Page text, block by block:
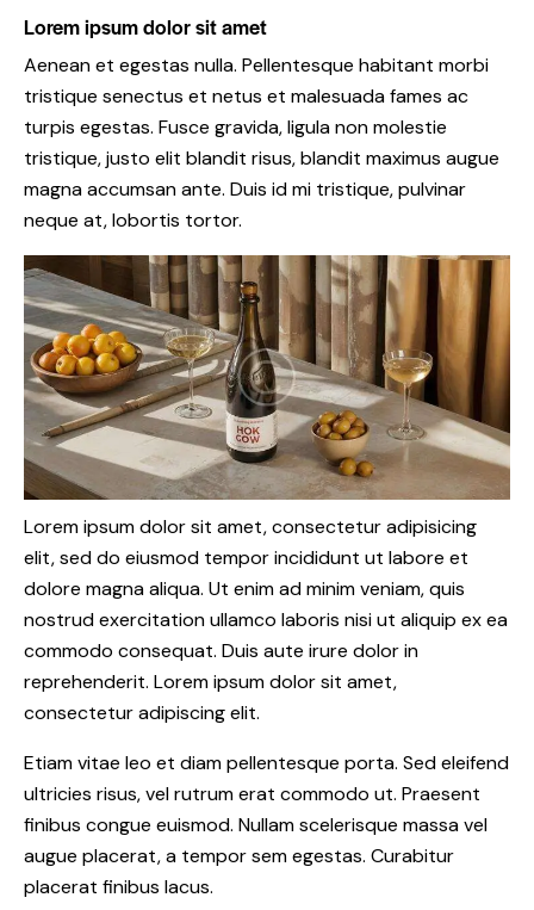
Lorem ipsum dolor sit amet
Aenean et egestas nulla. Pellentesque habitant morbi
tristique senectus et netus et malesuada fames ac
turpis egestas. Fusce gravida, ligula non molestie
tristique, justo elit blandit risus, blandit maximus augue
magna accumsan ante. Duis id mi tristique, pulvinar
neque at, lobortis tortor.
Lorem ipsum dolor sit amet, consectetur adipisicing
elit, sed do eiusmod tempor incididunt ut labore et
dolore magna aliqua. Ut enim ad minim veniam, quis
nostrud exercitation ullamco laboris nisi ut aliquip ex ea
commodo consequat. Duis aute irure dolor in
reprehenderit. Lorem ipsum dolor sit amet,
consectetur adipiscing elit.
Etiam vitae leo et diam pellentesque porta. Sed eleifend
ultricies risus, vel rutrum erat commodo ut. Praesent
finibus congue euismod. Nullam scelerisque massa vel
augue placerat, a tempor sem egestas. Curabitur
placerat finibus lacus.